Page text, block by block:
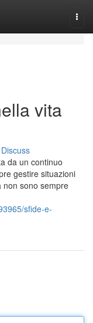
vita
Discuss
da un continuo
gestire situazioni
non sono sempre
sfide-e-